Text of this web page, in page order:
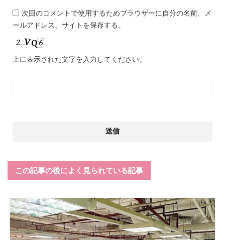
次回のコメントで使用するためブラウザーに自分の名前、メ
ールアドレス、サイトを保存する。
上に表示された文字を入力してください。
この記事の後によく見られている記事